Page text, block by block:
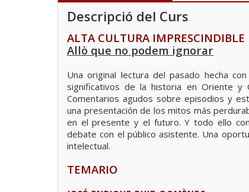
Descripció del Curs
ALTA CULTURA IMPRESCINDIBLE
Allò que no podem ignorar
Una original lectura del pasado hecha
significativos de la historia en Oriente y
Comentarios agudos sobre episodios y
una presentación de los mitos más
en el presente y el futuro. Y todo ello
debate con el público asistente. Una
intelectual.
TEMARIO